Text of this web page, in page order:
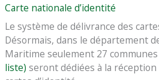
Carte nationale d’identité
Le système de délivrance des
Désormais, dans le département
Maritime seulement 27
liste) seront dédiées à la réception